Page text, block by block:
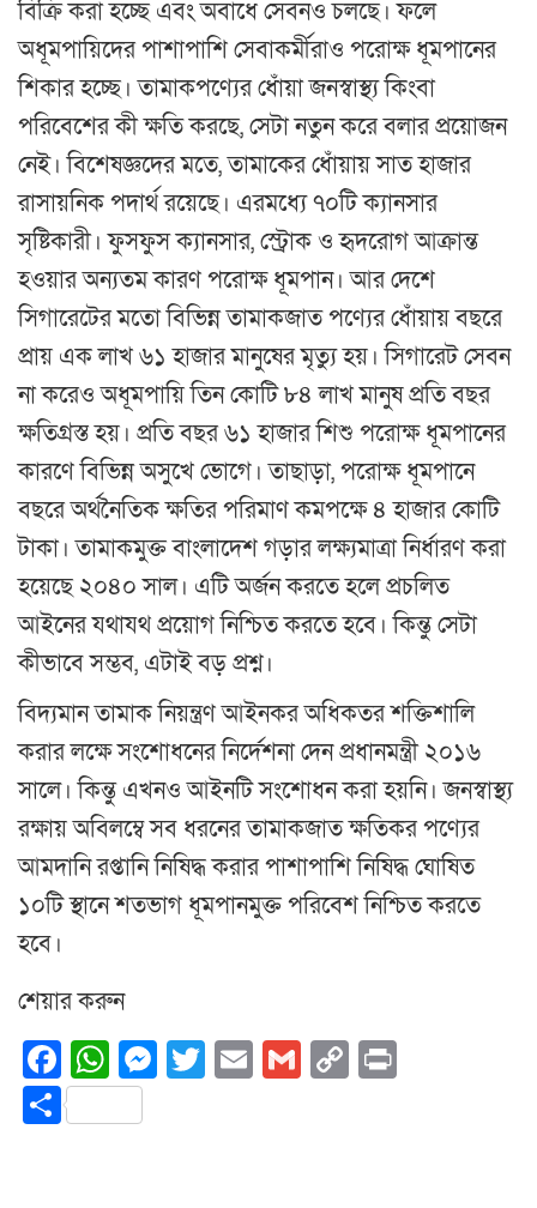
বিক্রি করা হচ্ছে এবং অবাধে সেবনও চলছে। ফলে
অধূমপায়িদের পাশাপাশি সেবাকর্মীরাও পরোক্ষ ধূমপানের
শিকার হচ্ছে। তামাকপণ্যের ধোঁয়া জনস্বাস্থ্য কিংবা
পরিবেশের কী ক্ষতি করছে, সেটা নতুন করে বলার প্রয়োজন
নেই। বিশেষজ্ঞদের মতে, তামাকের ধোঁয়ায় সাত হাজার
রাসায়নিক পদার্থ রয়েছে। এরমধ্যে ৭০টি ক্যানসার
সৃষ্টিকারী। ফুসফুস ক্যানসার, স্ট্রোক ও হৃদরোগ আক্রান্ত
হওয়ার অন্যতম কারণ পরোক্ষ ধূমপান। আর দেশে
সিগারেটের মতো বিভিন্ন তামাকজাত পণ্যের ধোঁয়ায় বছরে
প্রায় এক লাখ ৬১ হাজার মানুষের মৃত্যু হয়। সিগারেট সেবন
না করেও অধূমপায়ি তিন কোটি ৮৪ লাখ মানুষ প্রতি বছর
ক্ষতিগ্রস্ত হয়। প্রতি বছর ৬১ হাজার শিশু পরোক্ষ ধূমপানের
কারণে বিভিন্ন অসুখে ভোগে। তাছাড়া, পরোক্ষ ধূমপানে
বছরে অর্থনৈতিক ক্ষতির পরিমাণ কমপক্ষে ৪ হাজার কোটি
টাকা। তামাকমুক্ত বাংলাদেশ গড়ার লক্ষ্যমাত্রা নির্ধারণ করা
হয়েছে ২০৪০ সাল। এটি অর্জন করতে হলে প্রচলিত
আইনের যথাযথ প্রয়োগ নিশ্চিত করতে হবে। কিন্তু সেটা
কীভাবে সম্ভব, এটাই বড় প্রশ্ন।
বিদ্যমান তামাক নিয়ন্ত্রণ আইনকর অধিকতর শক্তিশালি
করার লক্ষে সংশোধনের নির্দেশনা দেন প্রধানমন্ত্রী ২০১৬
সালে। কিন্তু এখনও আইনটি সংশোধন করা হয়নি। জনস্বাস্থ্য
রক্ষায় অবিলম্বে সব ধরনের তামাকজাত ক্ষতিকর পণ্যের
আমদানি রপ্তানি নিষিদ্ধ করার পাশাপাশি নিষিদ্ধ ঘোষিত
১০টি স্থানে শতভাগ ধূমপানমুক্ত পরিবেশ নিশ্চিত করতে
হবে।
শেয়ার করুন
Facebook
WhatsApp
Messenger
Twitter
EmailGmail
Copy
Share